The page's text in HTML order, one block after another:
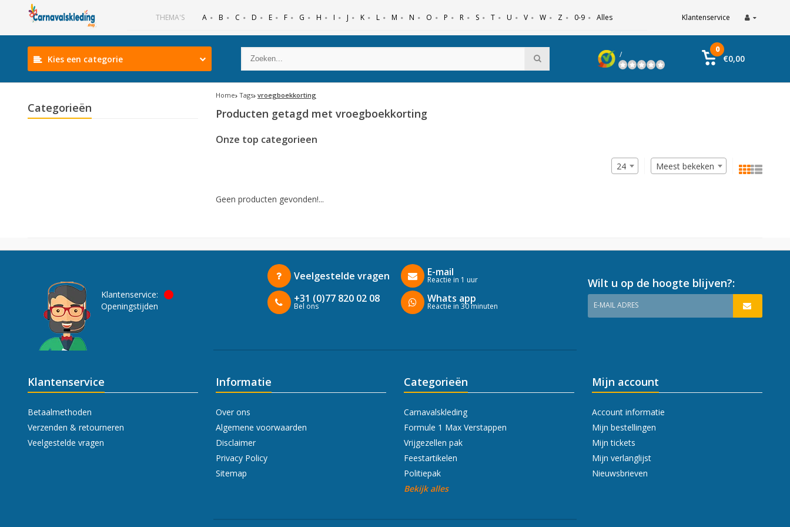
THEMA'S A B C D E F G H I J K L M N O P R S T U V W Z 0-9 Alles Klantenservice
Kies een categorie /
0
€0,00
Categorieën
Home Tags vroegboekkorting
Producten getagd met vroegboekkorting
Onze top categorieen
Meest bekeken
24
Geen producten gevonden!...
Klantenservice:
Openingstijden
Veelgestelde vragen
+31 (0)77 820 02 08
Bel ons
E-mail
Reactie in 1 uur
Whats app
Reactie in 30 minuten
Wilt u op de hoogte blijven?:
E-MAIL ADRES
Klantenservice
Betaalmethoden
Verzenden & retourneren
Veelgestelde vragen
Informatie
Over ons
Algemene voorwaarden
Disclaimer
Privacy Policy
Sitemap
Categorieën
Carnavalskleding
Formule 1 Max Verstappen
Vrijgezellen pak
Feestartikelen
Politiepak
Bekijk alles
Mijn account
Account informatie
Mijn bestellingen
Mijn tickets
Mijn verlanglijst
Nieuwsbrieven